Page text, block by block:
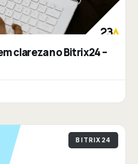
clareza no Bitrix24 –
BITRIX24